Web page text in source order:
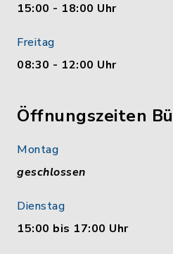
15:00 - 18:00 Uhr
Freitag
08:30 - 12:00 Uhr
Öffnungszeiten
Montag
geschlossen
Dienstag
15:00 bis 17:00 Uhr